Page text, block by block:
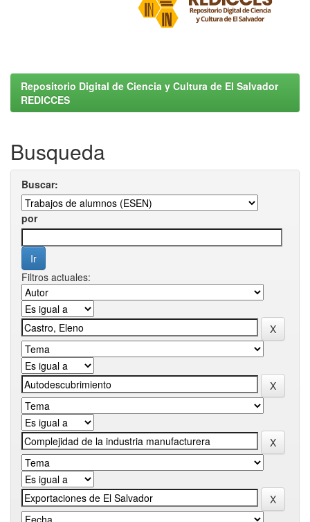
Repositorio Digital de Ciencia y Cultura de El Salvador
REDICCES
Busqueda
Buscar:
por
Filtros actuales: